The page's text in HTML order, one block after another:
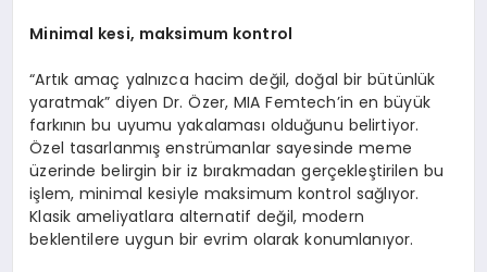
Minimal kesi, maksimum kontrol
“Artık amaç yalnızca hacim değil, doğal bir bütünlük
yaratmak” diyen Dr. Özer, MIA Femtech’in en büyük
farkının bu uyumu yakalaması olduğunu belirtiyor.
Özel tasarlanmış enstrümanlar sayesinde meme
üzerinde belirgin bir iz bırakmadan gerçekleştirilen bu
işlem, minimal kesiyle maksimum kontrol sağlıyor.
Klasik ameliyatlara alternatif değil, modern
beklentilere uygun bir evrim olarak konumlanıyor.